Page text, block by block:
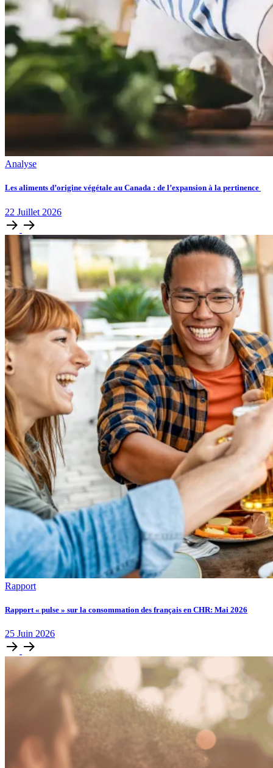
Analyse
Les aliments d’origine végétale au Canada : de l’expansion à la pertinence
22 Juillet 2026
Rapport
Rapport « pulse » sur la consommation des français en CHR: Mai 2026
25 Juin 2026